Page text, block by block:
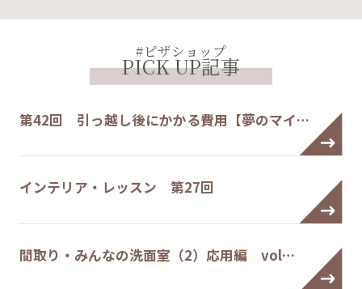
#ピザショップ
PICK UP記事
第42回 引っ越し後にかかる費用【夢のマイ…
インテリア・レッスン 第27回
間取り・みんなの洗面室（2）応用編 vol…